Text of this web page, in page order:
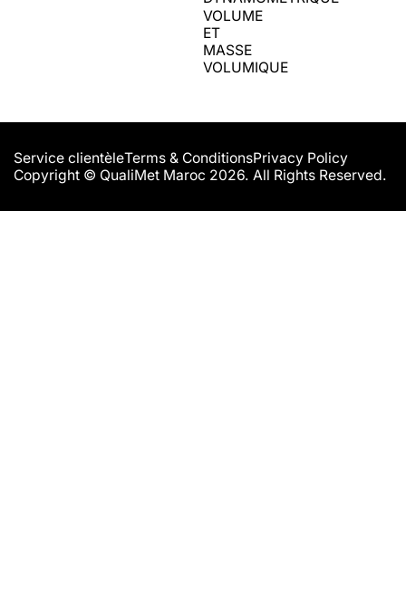
VOLUME
ET
MASSE
VOLUMIQUE
Copyright © QualiMet Maroc 2026. All Rights Reserved.
Service clientèleTerms & ConditionsPrivacy Policy